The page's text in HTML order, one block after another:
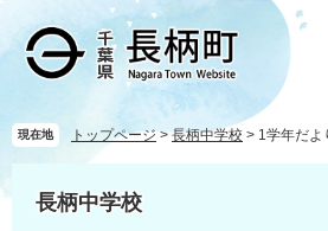
ー
す
ニ
し
現在地 トップページ >長柄中学校 > 1学年だよ
長柄中学校